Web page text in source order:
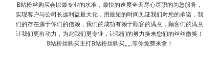
B站粉丝购买会以最专业的水准，最快的速度全天尽心尽职的为您服务，
实现客户与公司长远利益最大化，用最短的时间见证我们对您的承诺，我
们的存在源于你们的信赖，我们的成功有赖于顾客的满意，顾客们的满意
让我们更有动力，为此我们更专业，让我们的努力换来您们的丝丝微笑！
B站粉丝购买主打B站粉丝购买,,,,,等你免费来拿！